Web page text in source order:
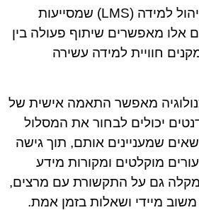
מקוונים, ומערכות לניהול למידה (LMS) שמסייעות
אלו מאפשרים שיתוף פעולה בין
חוויית למידה עשירה
מאפשר התאמה אישית של
יכולים לבחור את המסלול
שמעניינים אותם, תוך גישה
מוקלטים ומקורות מידע
מקלה גם על התקשורת עם מרצים,
מיידי ושאלות בזמן אמת.